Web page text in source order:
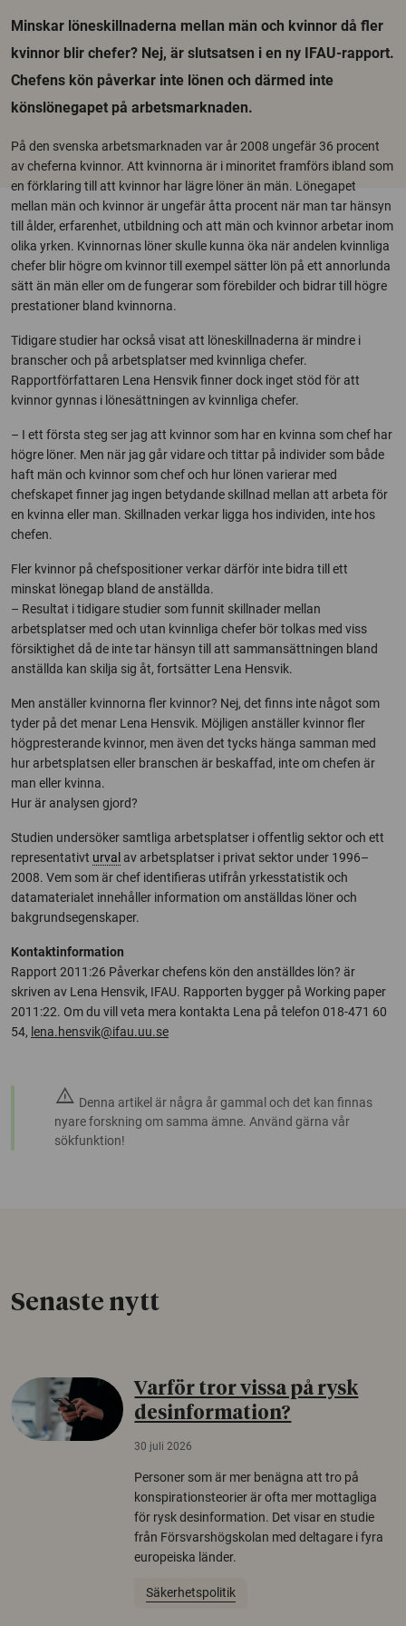
Minskar löneskillnaderna mellan män och kvinnor då fler
kvinnor blir chefer? Nej, är slutsatsen i en ny IFAU-rapport.
Chefens kön påverkar inte lönen och därmed inte
könslönegapet på arbetsmarknaden.
På den svenska arbetsmarknaden var år 2008 ungefär 36 procent
av cheferna kvinnor. Att kvinnorna är i minoritet framförs ibland som
en förklaring till att kvinnor har lägre löner än män. Lönegapet
mellan män och kvinnor är ungefär åtta procent när man tar hänsyn
till ålder, erfarenhet, utbildning och att män och kvinnor arbetar inom
olika yrken. Kvinnornas löner skulle kunna öka när andelen kvinnliga
chefer blir högre om kvinnor till exempel sätter lön på ett annorlunda
sätt än män eller om de fungerar som förebilder och bidrar till högre
prestationer bland kvinnorna.
Tidigare studier har också visat att löneskillnaderna är mindre i
branscher och på arbetsplatser med kvinnliga chefer.
Rapportförfattaren Lena Hensvik finner dock inget stöd för att
kvinnor gynnas i lönesättningen av kvinnliga chefer.
– I ett första steg ser jag att kvinnor som har en kvinna som chef har
högre löner. Men när jag går vidare och tittar på individer som både
haft män och kvinnor som chef och hur lönen varierar med
chefskapet finner jag ingen betydande skillnad mellan att arbeta för
en kvinna eller man. Skillnaden verkar ligga hos individen, inte hos
chefen.
Fler kvinnor på chefspositioner verkar därför inte bidra till ett
minskat lönegap bland de anställda.
– Resultat i tidigare studier som funnit skillnader mellan
arbetsplatser med och utan kvinnliga chefer bör tolkas med viss
försiktighet då de inte tar hänsyn till att sammansättningen bland
anställda kan skilja sig åt, fortsätter Lena Hensvik.
Men anställer kvinnorna fler kvinnor? Nej, det finns inte något som
tyder på det menar Lena Hensvik. Möjligen anställer kvinnor fler
högpresterande kvinnor, men även det tycks hänga samman med
hur arbetsplatsen eller branschen är beskaffad, inte om chefen är
man eller kvinna.
Hur är analysen gjord?
Studien undersöker samtliga arbetsplatser i offentlig sektor och ett
represen­tativt urval av arbetsplatser i privat sektor under 1996–
2008. Vem som är chef identifieras utifrån yrkesstatistik och
datamaterialet innehåller information om anställdas löner och
bakgrundsegenskaper.
Kontaktinformation
Rapport 2011:26 Påverkar chefens kön den anställdes lön? är
skriven av Lena Hensvik, IFAU. Rapporten bygger på Working paper
2011:22. Om du vill veta mera kontakta Lena på telefon 018-471 60
54, lena.hensvik@ifau.uu.se
warning Denna artikel är några år gammal och det kan finnas
nyare forskning om samma ämne. Använd gärna vår
sökfunktion!
Senaste nytt
Varför tror vissa på rysk
desinformation?
30 juli 2026
Personer som är mer benägna att tro på
konspirationsteorier är ofta mer mottagliga
för rysk desinformation. Det visar en studie
från Försvarshögskolan med deltagare i fyra
europeiska länder.
Säkerhetspolitik